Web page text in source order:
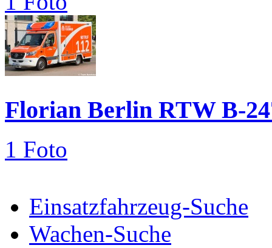
Florian Berlin RTW B-
1 Foto
Einsatzfahrzeug-Suche
Wachen-Suche